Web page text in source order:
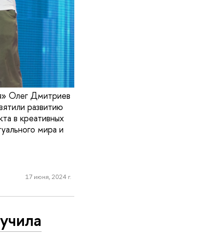
Олег Дмитриев
развитию
в креативных
мира и
17 июня, 2024 г.